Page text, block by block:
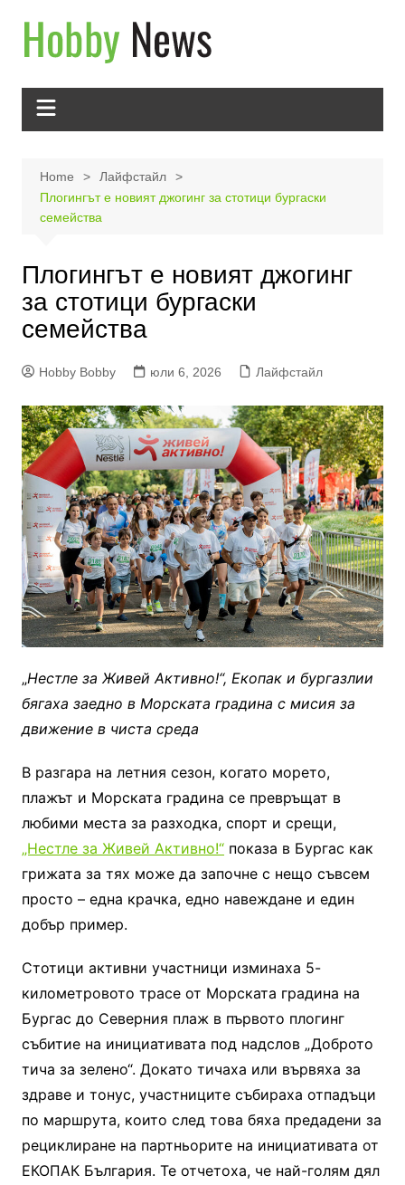
content
Home
Лайфстайл
Плогингът е новият джогинг за стотици бургаски
семейства
Плогингът е новият джогинг
за стотици бургаски
семейства
Hobby Bobby юли 6, 2026 Лайфстайл
„Нестле за Живей Активно!“, Екопак и бургазлии
бягаха заедно в Морската градина с мисия за
движение в чиста среда
В разгара на летния сезон, когато морето,
плажът и Морската градина се превръщат в
любими места за разходка, спорт и срещи,
„Нестле за Живей Активно!“показа в Бургас как
грижата за тях може да започне с нещо съвсем
просто – една крачка, едно навеждане и един
добър пример.
Стотици активни участници изминаха 5-
километровото трасе от Морската градина на
Бургас до Северния плаж в първото плогинг
събитие на инициативата под надслов „Доброто
тича за зелено“. Докато тичаха или вървяха за
здраве и тонус, участниците събираха отпадъци
по маршрута, които след това бяха предадени за
рециклиране на партньорите на инициативата от
ЕКОПАК България. Те отчетоха, че най-голям дял